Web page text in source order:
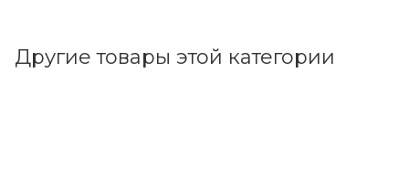
Другие товары этой категории